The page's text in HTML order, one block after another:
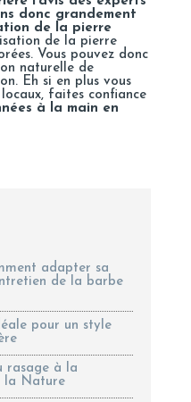
donc grandement
de la pierre
de la pierre
Vous pouvez donc
naturelle de
Eh si en plus vous
faites confiance
à la main en
adapter sa
de la barbe
pour un style
rasage à la
la Nature